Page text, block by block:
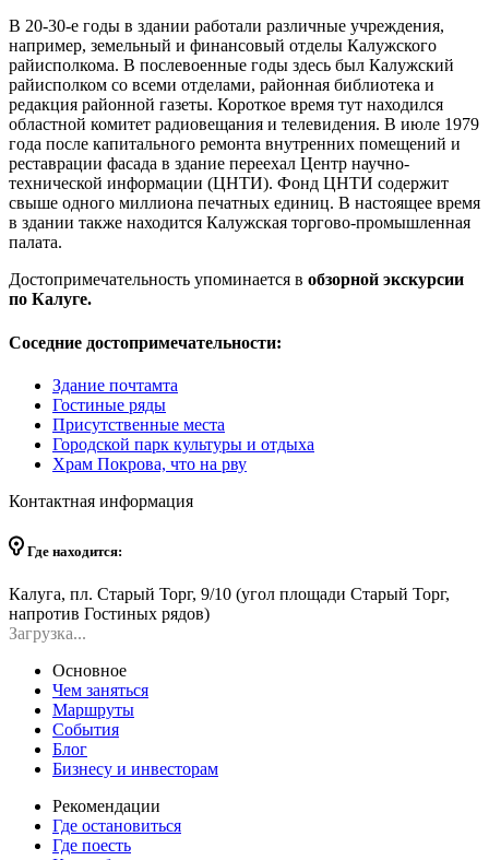
В 20-30-е годы в здании работали различные учреждения,
например, земельный и финансовый отделы Калужского
райисполкома. В послевоенные годы здесь был Калужский
райисполком со всеми отделами, районная библиотека и
редакция районной газеты. Короткое время тут находился
областной комитет радиовещания и телевидения. В июле 1979
года после капитального ремонта внутренних помещений и
реставрации фасада в здание переехал Центр научно-
технической информации (ЦНТИ). Фонд ЦНТИ содержит
свыше одного миллиона печатных единиц. В настоящее время
в здании также находится Калужская торгово-промышленная
палата.
Достопримечательность упоминается в обзорной экскурсии
по Калуге.
Соседние достопримечательности:
Здание почтамта
Гостиные ряды
Присутственные места
Городской парк культуры и отдыха
Храм Покрова, что на рву
Контактная информация
Где находится:
Калуга, пл. Старый Торг, 9/10 (угол площади Старый Торг,
напротив Гостиных рядов)
Загрузка...
Основное
Чем заняться
Маршруты
События
Блог
Бизнесу и инвесторам
Рекомендации
Где остановиться
Где поесть